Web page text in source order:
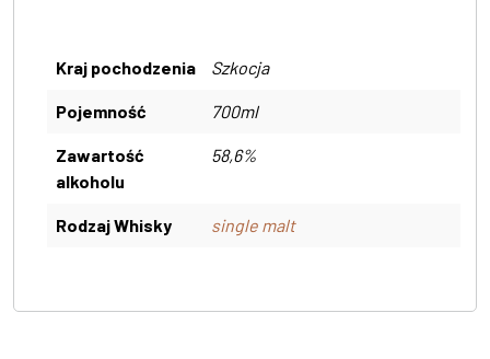
Kraj pochodzenia Szkocja
Pojemność 700ml
Zawartość
alkoholu
58,6%
Rodzaj Whisky single malt